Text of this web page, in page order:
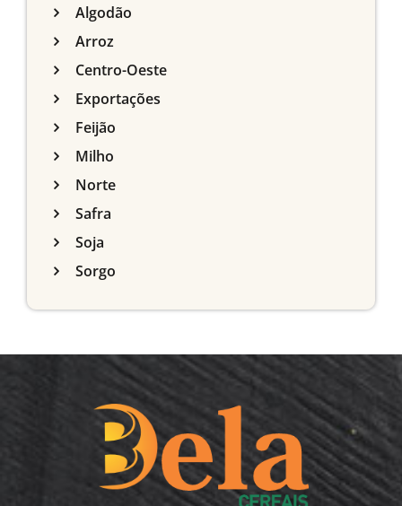
Algodão
Arroz
Centro-Oeste
Exportações
Feijão
Milho
Norte
Safra
Soja
Sorgo